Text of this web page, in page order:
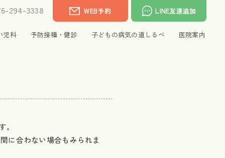
294-3338 WEB予約 LINE友達追加
児科 予防接種・健診 子どもの病気の道しるべ 医院案内
に合わない場合もみられま